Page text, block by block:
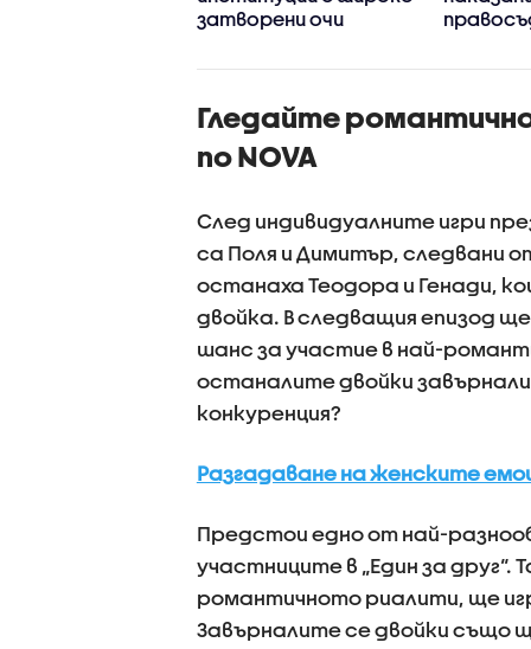
затворени очи
Гледайте
по NOVA
След индивидуалните игри
са Поля и Димитър, следвани
останаха Теодора и Генади,
двойка. В следващия епизод
шанс за участие в най-
останалите двойки
конкуренция?
Разгадаване на женските
Предстои едно от най-
участниците в „Един за
романтичното риалити, ще
Завърналите се двойки също